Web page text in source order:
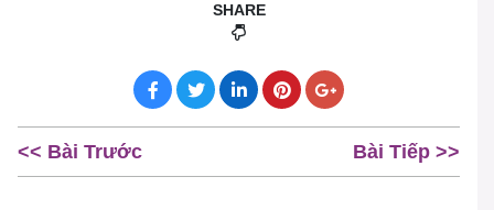
SHARE
<< Bài Trước Bài Tiếp >>